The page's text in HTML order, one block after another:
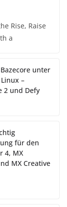
Rise, Raise
a
unter
–
2 und Defy
für den
4, MX
MX Creative